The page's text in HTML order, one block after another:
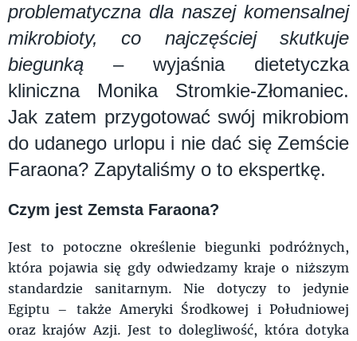
problematyczna dla naszej komensalnej
mikrobioty, co najczęściej skutkuje
biegunką – wyjaśnia dietetyczka
kliniczna Monika Stromkie-Złomaniec.
Jak zatem przygotować swój mikrobiom
do udanego urlopu i nie dać się Zemście
Faraona? Zapytaliśmy o to ekspertkę.
Czym jest Zemsta Faraona?
Jest to potoczne określenie biegunki podróżnych,
która pojawia się gdy odwiedzamy kraje o niższym
standardzie sanitarnym. Nie dotyczy to jedynie
Egiptu – także Ameryki Środkowej i Południowej
oraz krajów Azji. Jest to dolegliwość, która dotyka